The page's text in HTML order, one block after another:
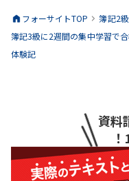
フォーサイトTOP 簿記2
簿記3級に2週間の集中学習で
体験記
資料